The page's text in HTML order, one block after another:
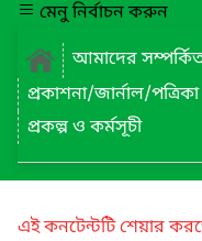
মেনু নির্বাচন করুন
আমাদের
প্রকাশনা/জার্নাল/পত্রিকা
প্রকল্প ও কর্মসূচী
এই কনটেন্টটি শেয়ার